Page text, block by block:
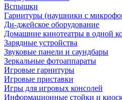
Вспышки
Гарнитуры (наушники с
Ди-джейское оборудование
Домашние кинотеатры в одной
Зарядные устройства
Звуковые панели и саундбары
Зеркальные фотоаппараты
Игровые гарнитуры
Игровые приставки
Игры для игровых консолей
Информационные стойки и